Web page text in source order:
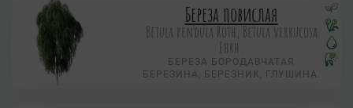
Береза повислая
Betula pendula Roth, Betula verrucosa
Ehrh.
БЕРЕЗА БОРОДАВЧАТАЯ
БЕРЕЗИНА, БЕРЕЗНИК, ГЛУШИНА.